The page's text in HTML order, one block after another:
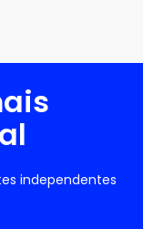
independentes